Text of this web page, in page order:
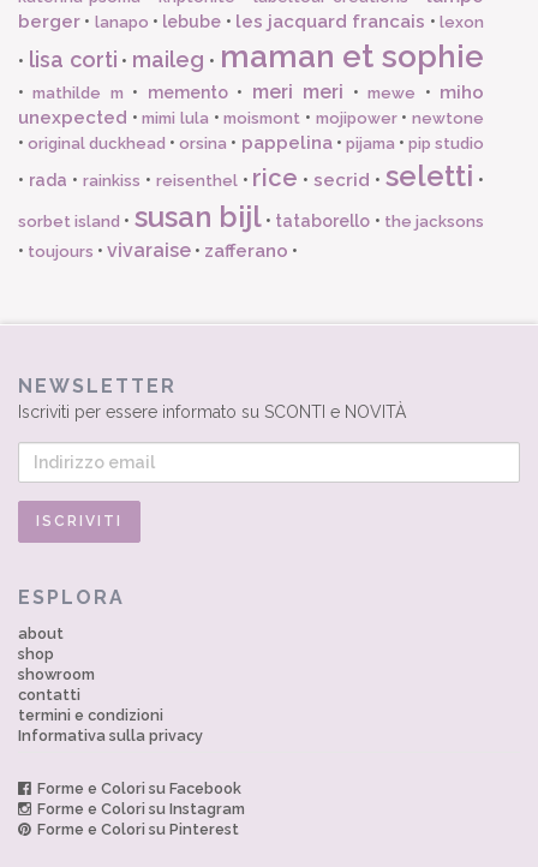
berger • lanapo • lebube • les jacquard francais •lexon
• lisa corti • maileg • maman et sophie
•mathilde m • memento• meri meri •mewe • miho
unexpected •mimi lula •moismont • mojipower•newtone
•original duckhead •orsina • pappelina• pijama • pip studio
• rada • rainkiss • reisenthel• rice •secrid •seletti •
sorbet island • susan bijl• tataborello • the jacksons
• toujours • vivaraise • zafferano •
NEWSLETTER
Iscriviti per essere informato su SCONTI e NOVITÀ
ESPLORA
about
shop
showroom
contatti
termini e condizioni
Informativa sulla privacy
Forme e Colori su Facebook
Forme e Colori su Instagram
Forme e Colori su Pinterest